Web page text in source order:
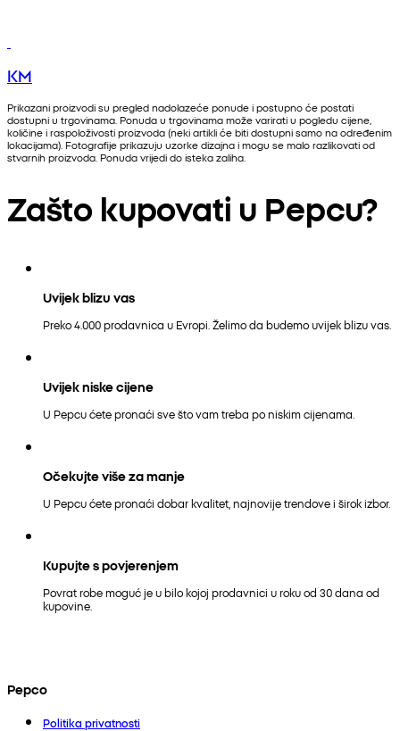
KM
Prikazani proizvodi su pregled nadolazeće ponude i postupno će postati
dostupni u trgovinama. Ponuda u trgovinama može varirati u pogledu cijene,
količine i raspoloživosti proizvoda (neki artikli će biti dostupni samo na određenim
lokacijama). Fotografije prikazuju uzorke dizajna i mogu se malo razlikovati od
stvarnih proizvoda. Ponuda vrijedi do isteka zaliha.
Zašto kupovati u Pepcu?
Uvijek blizu vas
Preko 4.000 prodavnica u Evropi. Želimo da budemo uvijek blizu vas.
Uvijek niske cijene
U Pepcu ćete pronaći sve što vam treba po niskim cijenama.
Očekujte više za manje
U Pepcu ćete pronaći dobar kvalitet, najnovije trendove i širok izbor.
Kupujte s povjerenjem
Povrat robe moguć je u bilo kojoj prodavnici u roku od 30 dana od
kupovine.
Pepco
Politika privatnosti